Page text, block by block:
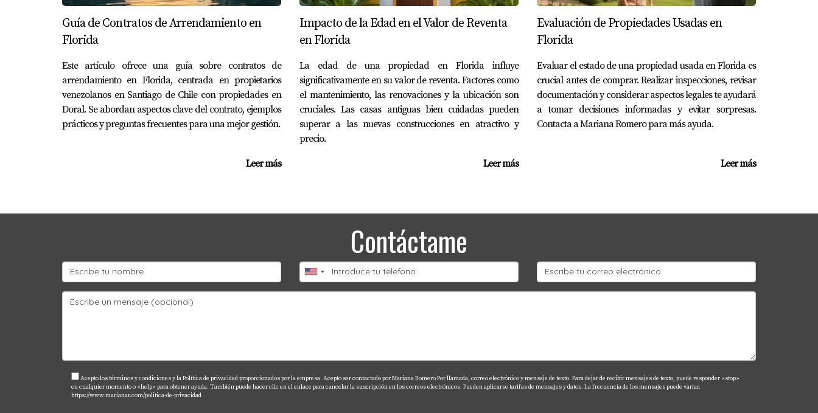
Guía de Contratos de Arrendamiento en
Florida
Este artículo ofrece una guía sobre contratos de
arrendamiento en Florida, centrada en propietarios
venezolanos en Santiago de Chile con propiedades en
Doral. Se abordan aspectos clave del contrato, ejemplos
prácticos y preguntas frecuentes para una mejor gestión.
Leer más
Impacto de la Edad en el Valor de Reventa
en Florida
La edad de una propiedad en Florida influye
significativamente en su valor de reventa. Factores como
el mantenimiento, las renovaciones y la ubicación son
cruciales. Las casas antiguas bien cuidadas pueden
superar a las nuevas construcciones en atractivo y
precio.
Leer más
Evaluación de Propiedades Usadas en
Florida
Evaluar el estado de una propiedad usada en Florida es
crucial antes de comprar. Realizar inspecciones, revisar
documentación y considerar aspectos legales te ayudará
a tomar decisiones informadas y evitar sorpresas.
Contacta a Mariana Romero para más ayuda.
Leer más
Contáctame
Acepto los términos y condiciones y la Política de privacidad proporcionados por la empresa. Acepto ser contactado por Mariana Romero Por llamada, correo electrónico y mensaje de texto. Para dejar de recibir mensajes de texto, puede responder «stop»
en cualquier momento o «help» para obtener ayuda. También puede hacer clic en el enlace para cancelar la suscripción en los correos electrónicos. Pueden aplicarse tarifas de mensajes y datos. La frecuencia de los mensajes puede variar.
https://www.marianar.com/politica-de-privacidad